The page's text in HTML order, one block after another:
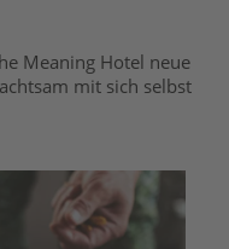
Meaning Hotel neue
mit sich selbst